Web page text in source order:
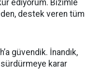
ediyorum. Bizimle
destek veren tüm
güvendik. İnandık,
karar